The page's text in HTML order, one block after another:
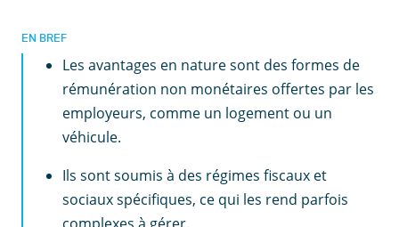
EN BREF
Les avantages en nature sont des formes de
rémunération non monétaires offertes par les
employeurs, comme un logement ou un
véhicule.
Ils sont soumis à des régimes fiscaux et
sociaux spécifiques, ce qui les rend parfois